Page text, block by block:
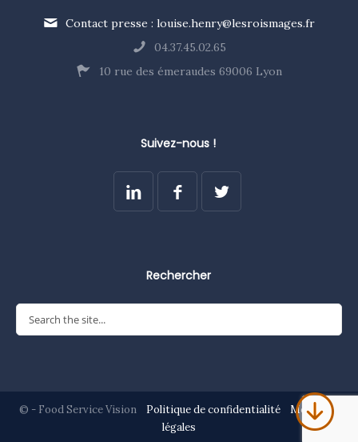
Contact presse : louise.henry@lesroismages.fr
04.37.45.02.65
10 rue des émeraudes 69006 Lyon
Suivez-nous !
Rechercher
© - Food Service Vision Politique de confidentialité
Mentions
légales